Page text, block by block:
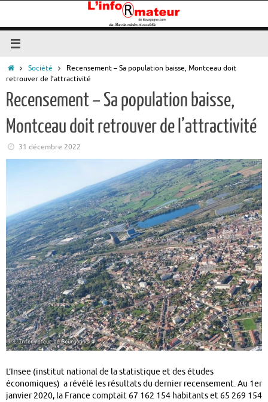
contenu
Accueil
Société
Recensement – Sa population baisse, Montceau doit
retrouver de l’attractivité
Recensement – Sa population baisse,
Montceau doit retrouver de l’attractivité
31 décembre 2022
L’Insee (institut national de la statistique et des études
économiques) a révélé les résultats du dernier recensement. Au 1er
janvier 2020, la France comptait 67 162 154 habitants et 65 269 154